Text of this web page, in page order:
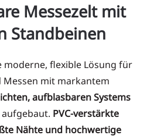
Messezelt mit
Standbeinen
moderne, flexible Lösung für
mit markantem
aufblasbaren Systems
PVC-verstärkte
Nähte und hochwertige